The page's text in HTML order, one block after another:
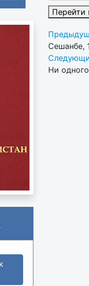
Перейти
Сешанбе,
Ни